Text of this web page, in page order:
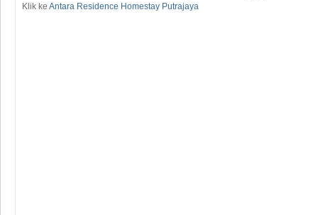
Klik ke Antara Residence Homestay Putrajaya